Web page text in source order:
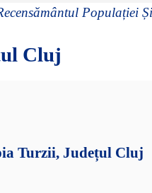
Populației
Cluj
Turzii, Județul Cluj